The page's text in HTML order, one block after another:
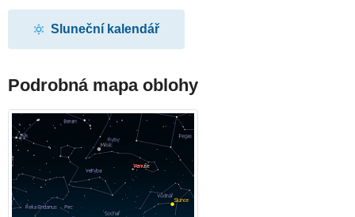
Sluneční kalendář
Podrobná mapa oblohy